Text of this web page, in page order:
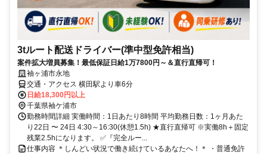
3tルート配送ドライバー(準中型免許相当)
案件拡大増員募集！最低保証日給1万7800円～＆直行直帰可！
袖ヶ浦市永地
交通・アクセス 横田駅より車6分
日給18,300円以上
千葉県袖ケ浦市
勤務時間詳細 実働時間：1日あたり8時間 平均勤務日数：1ヶ月あた
り22日 〜 24日 4:30～16:30(休憩1.5h) ★直行直帰可 ※実働8h＋固定
残業2.5hになります。 ✅『完全ルー...
仕事内容 ＊しんどい状況で働き続けているあなたへ！＊ ・普通免許